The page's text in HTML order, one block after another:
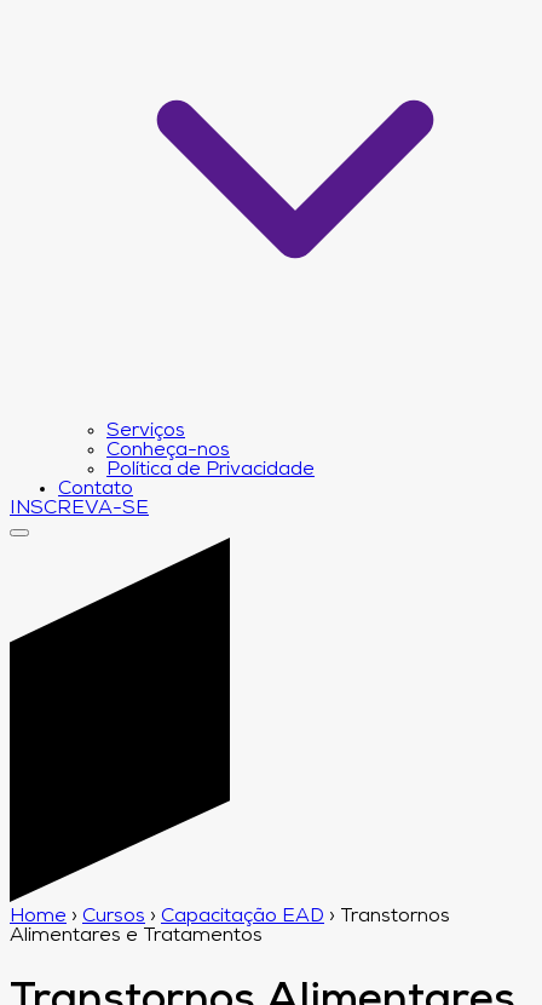
Serviços
Conheça-nos
Política de Privacidade
Contato
INSCREVA-SE
Home › Cursos › Capacitação EAD ›
Transtornos
Alimentares e Tratamentos